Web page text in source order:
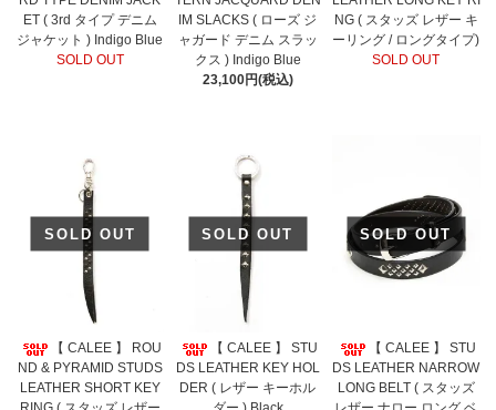
ET ( 3rd タイプ デニム
ジャケット ) Indigo Blue
SOLD OUT
IM SLACKS ( ローズ ジ
ャガード デニム スラッ
クス ) Indigo Blue
23,100円(税込)
NG ( スタッズ レザー キ
ーリング / ロングタイプ)
SOLD OUT
SOLD OUT
【 CALEE 】 ROU
ND & PYRAMID STUDS
LEATHER SHORT KEY
SOLD OUT
【 CALEE 】 STU
DS LEATHER KEY HOL
DER ( レザー キーホル
SOLD OUT
【 CALEE 】 STU
DS LEATHER NARROW
LONG BELT ( スタッズ